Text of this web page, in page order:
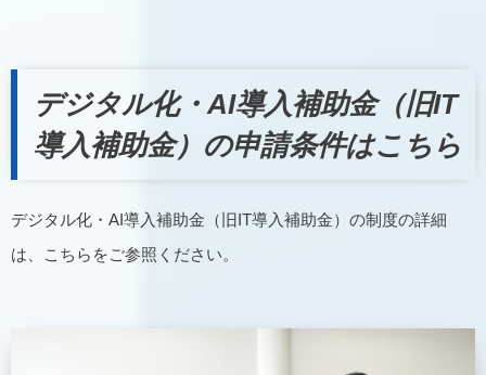
デジタル化・AI導入補助金（旧IT
導入補助金）の申請条件はこちら
デジタル化・AI導入補助金（旧IT導入補助金）の制度の詳細
は、こちらをご参照ください。